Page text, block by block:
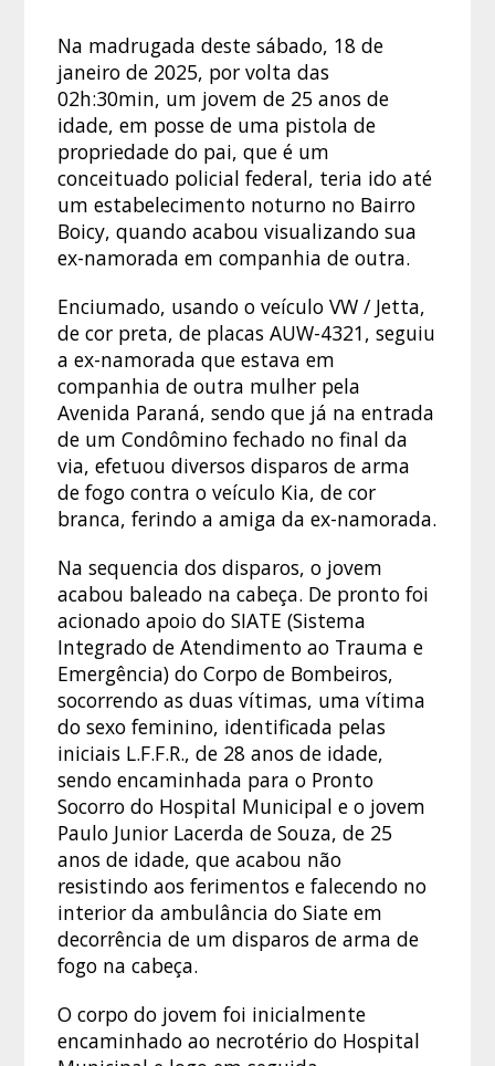
Na madrugada deste sábado, 18 de
janeiro de 2025, por volta das
02h:30min, um jovem de 25 anos de
idade, em posse de uma pistola de
propriedade do pai, que é um
conceituado policial federal, teria ido até
um estabelecimento noturno no Bairro
Boicy, quando acabou visualizando sua
ex-namorada em companhia de outra.
Enciumado, usando o veículo VW / Jetta,
de cor preta, de placas AUW-4321, seguiu
a ex-namorada que estava em
companhia de outra mulher pela
Avenida Paraná, sendo que já na entrada
de um Condômino fechado no final da
via, efetuou diversos disparos de arma
de fogo contra o veículo Kia, de cor
branca, ferindo a amiga da ex-namorada.
Na sequencia dos disparos, o jovem
acabou baleado na cabeça. De pronto foi
acionado apoio do SIATE (Sistema
Integrado de Atendimento ao Trauma e
Emergência) do Corpo de Bombeiros,
socorrendo as duas vítimas, uma vítima
do sexo feminino, identificada pelas
iniciais L.F.F.R., de 28 anos de idade,
sendo encaminhada para o Pronto
Socorro do Hospital Municipal e o jovem
Paulo Junior Lacerda de Souza, de 25
anos de idade, que acabou não
resistindo aos ferimentos e falecendo no
interior da ambulância do Siate em
decorrência de um disparos de arma de
fogo na cabeça.
O corpo do jovem foi inicialmente
encaminhado ao necrotério do Hospital